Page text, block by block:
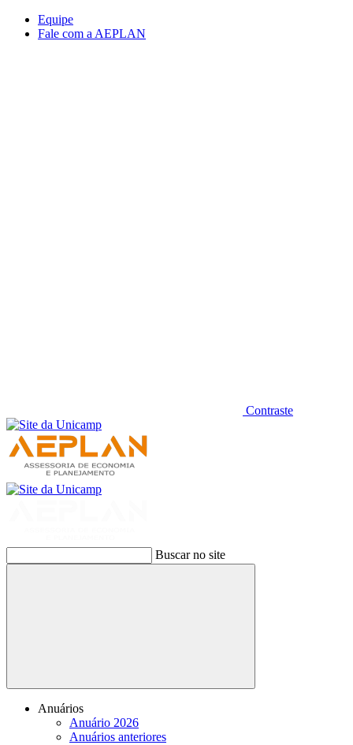
Conteúdo principal
Equipe
Fale com a AEPLAN
Contraste
Buscar no site
Buscar
Anuários
Anuário 2026
Anuários anteriores